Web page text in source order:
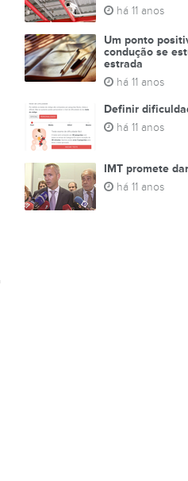
há 11 anos
Um ponto
condução se
estrada
há 11 anos
Definir
há 11 anos
IMT promete
há 11 anos